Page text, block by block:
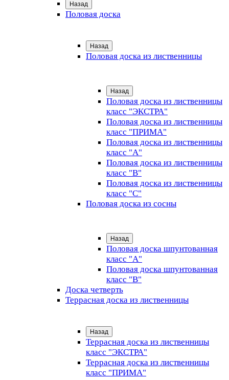
Назад
Половая доска
Назад
Половая доска из лиственницы
Назад
Половая доска из лиственницы
класс "ЭКСТРА"
Половая доска из лиственницы
класс "ПРИМА"
Половая доска из лиственницы
класс "А"
Половая доска из лиственницы
класс "B"
Половая доска из лиственницы
класс "C"
Половая доска из сосны
Назад
Половая доска шпунтованная
класс "А"
Половая доска шпунтованная
класс "B"
Доска четверть
Террасная доска из лиственницы
Назад
Террасная доска из лиственницы
класс "ЭКСТРА"
Террасная доска из лиственницы
класс "ПРИМА"